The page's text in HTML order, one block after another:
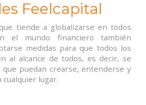
Feelcapital
tiende a globalizarse en todos
el mundo financiero también
medidas para que todos los
al alcance de todos, es decir, se
que puedan crearse, entenderse y
lugar.